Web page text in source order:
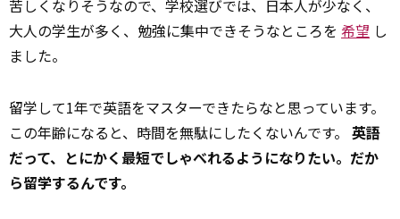
苦しくなりそうなので、学校選びでは、日本人が少なく、
大人の学生が多く、勉強に集中できそうなところを 希望 し
ました。
留学して1年で英語をマスターできたらなと思っています。
この年齢になると、時間を無駄にしたくないんです。 英語
だって、とにかく最短でしゃべれるようになりたい。だか
ら留学するんです。